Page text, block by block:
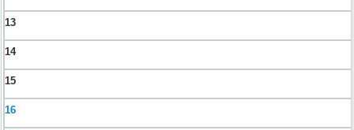
13
14
15
16